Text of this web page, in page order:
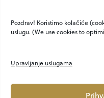
Pozdrav! Koristimo kolačiće
uslugu. (We use cookies to
Upravljanje uslugama